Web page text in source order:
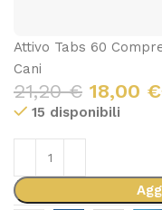
Attivo Tabs 60
Cani
21,20€ 18,00 €
15 disponibili